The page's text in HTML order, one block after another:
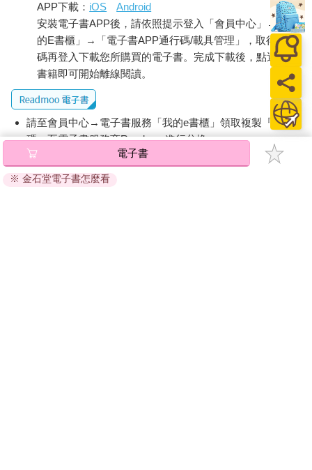
APP下載： iOS
Android
安裝電子書APP後，請依照提示登入「會員中心」→「我
的E書櫃」→「電子書APP通行碼/載具管理」，取得通行
碼再登入下載您所購買的電子書。完成下載後，點選任一
書籍即可開始離線閱讀。
請至會員中心→電子書服務「我的e書櫃」領取複製『兌換
碼』至電子書服務商Readmoo進行兌換。
退換貨須知：
因版權保護，您在金石堂所購買的電子書僅能以金石堂專屬
電子書
※ 金石堂電子書怎麼看